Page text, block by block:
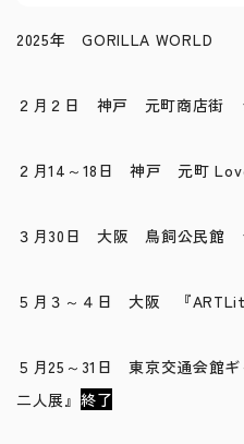
2025年 GORILLA WORLD
２月２日 神戸 元町商店街
２月14～18日 神戸 元町
３月30日 大阪 鳥飼公民館
５月３～４日 大阪 『ARTLit
５月25～31日 東京交通会館
二人展』 終了